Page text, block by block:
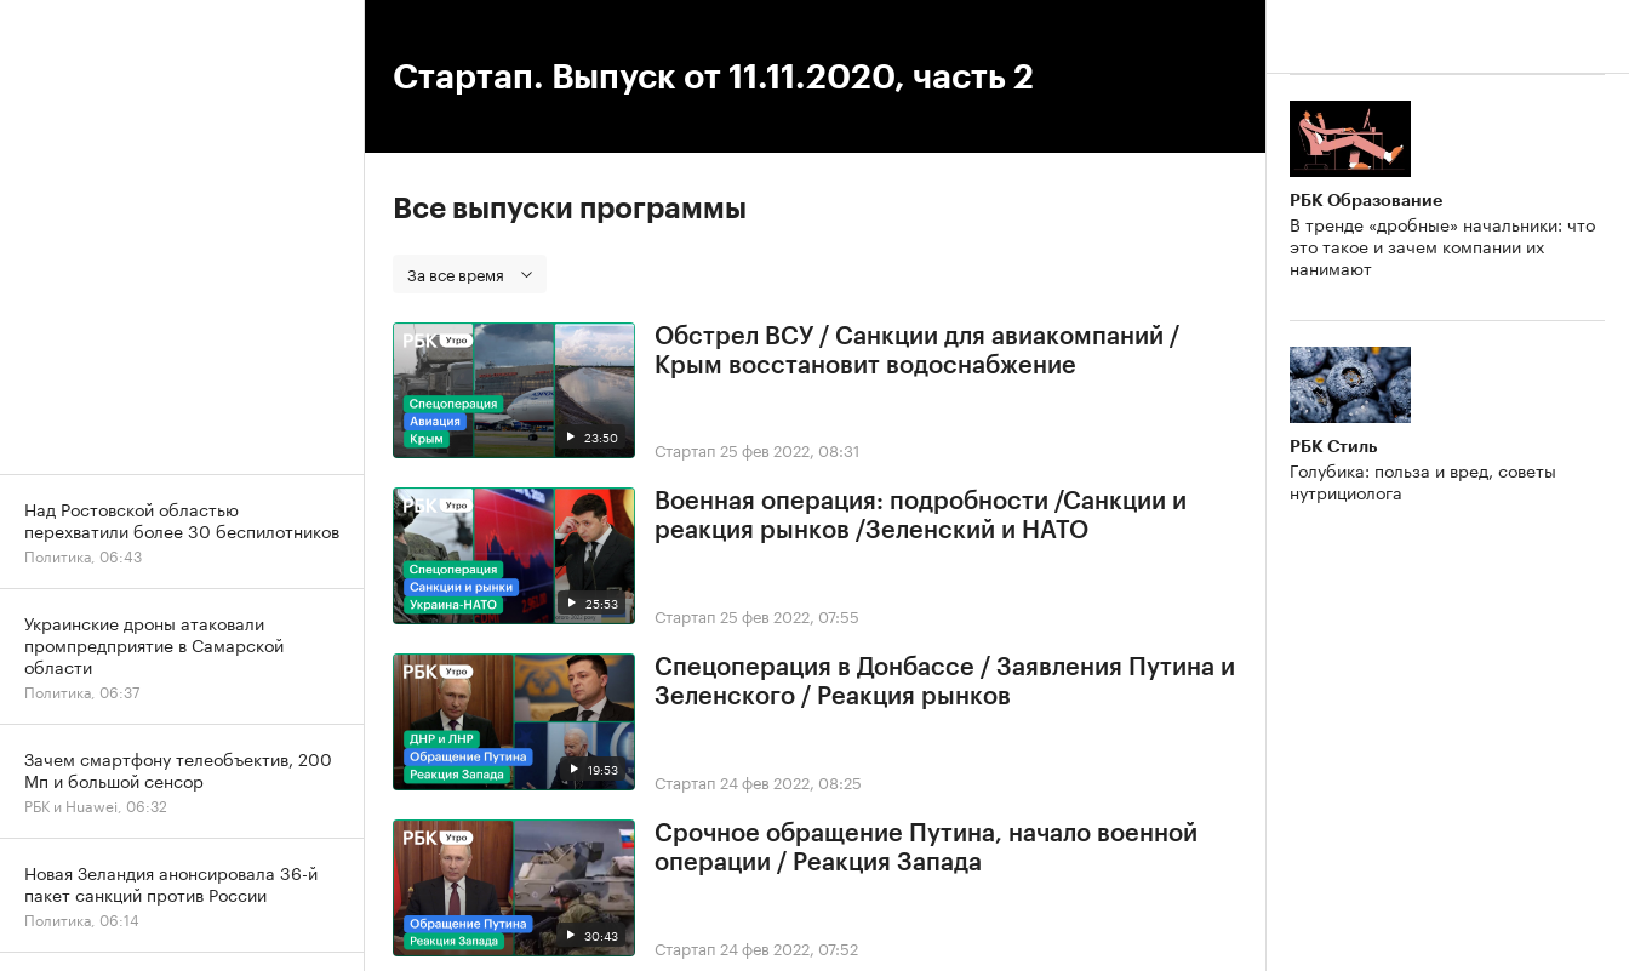
Стартап. Выпуск от 11.11.2020, часть 2
Все выпуски программы
За все время
23:50
Обстрел ВСУ / Санкции для авиакомпаний /
Крым восстановит водоснабжение
Стартап 25 фев 2022, 08:31
25:53
Военная операция: подробности /Санкции и
реакция рынков /Зеленский и НАТО
Стартап 25 фев 2022, 07:55
19:53
Спецоперация в Донбассе / Заявления Путина и
Зеленского / Реакция рынков
Стартап 24 фев 2022, 08:25
30:43
Срочное обращение Путина, начало военной
операции / Реакция Запада
Стартап 24 фев 2022, 07:52
РБК Образование
В тренде «дробные» начальники: что
это такое и зачем компании их
нанимают
РБК Стиль
Голубика: польза и вред, советы
нутрициолога
Над Ростовской областью
перехватили более 30 беспилотников
Политика, 06:43
Украинские дроны атаковали
промпредприятие в Самарской
области
Политика, 06:37
Зачем смартфону телеобъектив, 200
Мп и большой сенсор
РБК и Huawei, 06:32
Новая Зеландия анонсировала 36-й
пакет санкций против России
Политика, 06:14